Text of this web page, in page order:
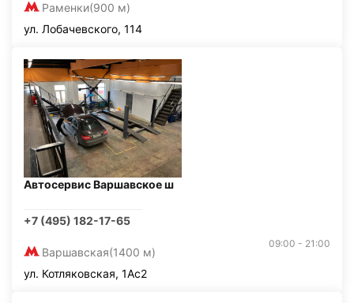
Раменки(900 м)
ул. Лобачевского, 114
Автосервис Варшавское ш
+7 (495) 182-17-65
Варшавская(1400 м)
09:00 - 21:00
ул. Котляковская, 1Ас2